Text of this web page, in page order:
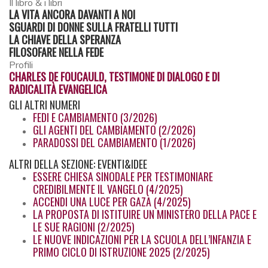
Il libro & i libri
LA VITA ANCORA DAVANTI A NOI
SGUARDI DI DONNE SULLA FRATELLI TUTTI
LA CHIAVE DELLA SPERANZA
FILOSOFARE NELLA FEDE
Profili
CHARLES DE FOUCAULD, TESTIMONE DI DIALOGO E DI
RADICALITÀ EVANGELICA
GLIALTRI NUMERI
FEDI E CAMBIAMENTO (3/2026)
GLI AGENTI DEL CAMBIAMENTO (2/2026)
PARADOSSI DEL CAMBIAMENTO (1/2026)
ALTRI DELLA SEZIONE: EVENTI&IDEE
ESSERE CHIESA SINODALE PER TESTIMONIARE
CREDIBILMENTE IL VANGELO (4/2025)
ACCENDI UNA LUCE PER GAZA (4/2025)
LA PROPOSTA DI ISTITUIRE UN MINISTERO DELLA PACE E
LE SUE RAGIONI (2/2025)
LE NUOVE INDICAZIONI PER LA SCUOLA DELL’INFANZIA E
PRIMO CICLO DI ISTRUZIONE 2025 (2/2025)